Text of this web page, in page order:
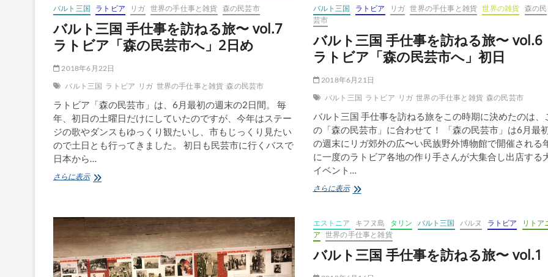
バルト三国 ラトビア リガ 世界の手仕事と雑貨 森の民芸市
バルト三国 手仕事を訪ねる旅〜 vol.7
ラトビア「森の民芸市へ」2日め
2018年6月22日
バルト三国 ラトビア リガ 世界の手仕事と雑貨 森の民芸市
ラトビア「森の民芸市」は、6月最初の週末の2日間。 毎
年、初日の土曜日だけにしていたのですが、今年はステー
ジの歌やダンスもゆっくり観たいし、市もじっくり見たい
ので土日とも行ってきました。 初日も民芸市に行くバスで
日本から…
さらに表示バ
国
手
仕
事
を
訪
バルト三国 ラトビア リガ 世界の手仕事と雑貨 世界の雑貨 森の民
芸市
バルト三国 手仕事を訪ねる旅〜 vol.6
ラトビア「森の民芸市へ」初日
2018年6月21日
バルト三国 ラトビア リガ 世界の手仕事と雑貨 森の民芸市
バルト三国 手仕事を訪ねる旅をこの時期に決めたのは、
の「森の民芸市」に合わせて！ 「森の民芸市」は6月最
の週末にリガ郊外の広〜い民族野外博物館で開催される
に一度のラトビア各地の作り手さんが大集合し出店する
イベント…
さらに表示バ
三
国
手
仕
エストニア キフヌ島 タリン バルト三国 パルヌ ラトビア
リトア
ア 世界の手仕事と雑貨
バルト三国 手仕事を訪ねる旅〜 vol.1